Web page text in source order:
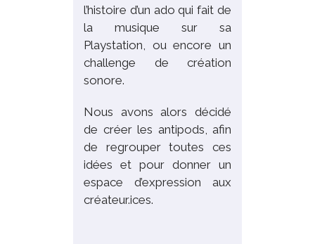
l’histoire d’un ado qui fait de
la musique sur sa
Playstation, ou encore un
challenge de création
sonore.
Nous avons alors décidé
de créer les antipods, afin
de regrouper toutes ces
idées et pour donner un
espace d’expression aux
créateur.ices.